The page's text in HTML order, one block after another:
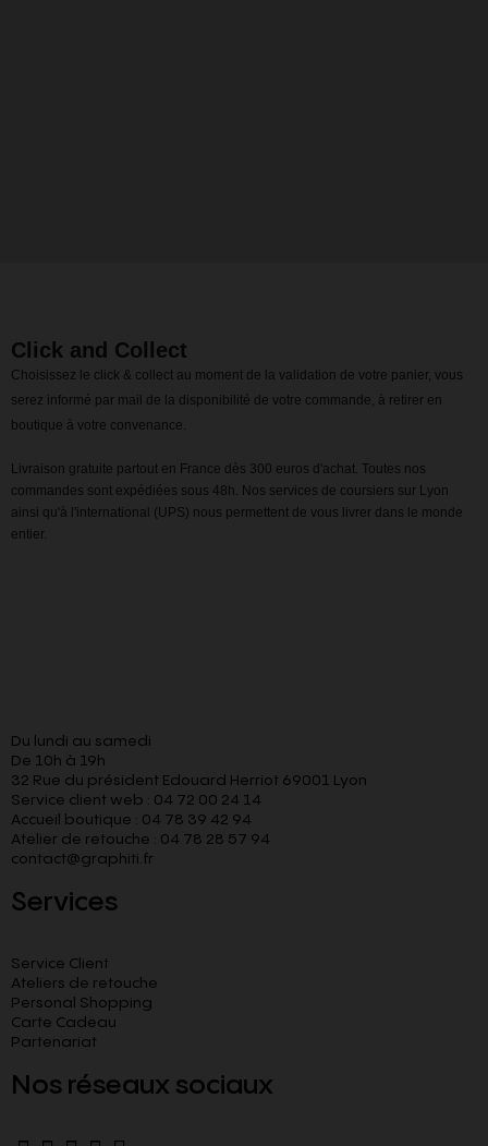
Click and Collect
Choisissez le click & collect au moment de la validation de votre panier, vous
serez informé par mail de la disponibilité de votre commande, à retirer en
boutique à votre convenance.
Livraison gratuite partout en France dès 300 euros d'achat. Toutes nos
commandes sont expédiées sous 48h. Nos services de coursiers sur Lyon
ainsi qu'à l'international (UPS) nous permettent de vous livrer dans le monde
entier.
Du lundi au samedi
De 10h à 19h
32 Rue du président Edouard Herriot 69001 Lyon
Service client web : 04 72 00 24 14
Accueil boutique : 04 78 39 42 94
Atelier de retouche : 04 78 28 57 94
contact@graphiti.fr
Services
Service Client
Ateliers de retouche
Personal Shopping
Carte Cadeau
Partenariat
Nos réseaux sociaux